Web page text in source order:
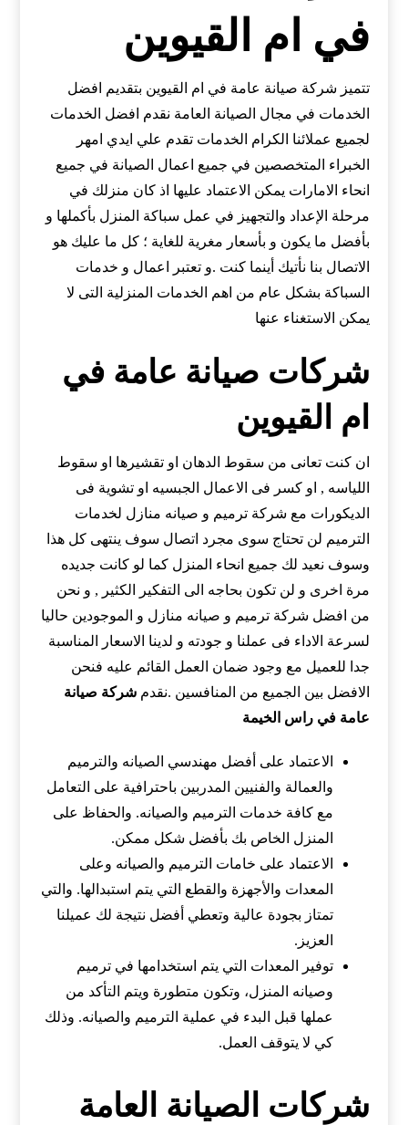
في ام القيوين
تتميز شركة صيانة عامة في ام القيوين بتقديم افضل
الخدمات في مجال الصيانة العامة نقدم افضل الخدمات
لجميع عملائنا الكرام الخدمات تقدم علي ايدي امهر
الخبراء المتخصصين في جميع اعمال الصيانة في جميع
انحاء الامارات يمكن الاعتماد عليها اذ كان منزلك في
مرحلة الإعداد والتجهيز في عمل سباكة المنزل بأكملها و
بأفضل ما يكون و بأسعار مغرية للغاية ؛ كل ما عليك هو
الاتصال بنا نأتيك أينما كنت .و تعتبر اعمال و خدمات
السباكة بشكل عام من اهم الخدمات المنزلية التى لا
يمكن الاستغناء عنها
شركات صيانة عامة في
ام القيوين
ان كنت تعانى من سقوط الدهان او تقشيرها او سقوط
اللياسه , او كسر فى الاعمال الجبسيه او تشوية فى
الديكورات مع شركة ترميم و صيانه منازل لخدمات
الترميم لن تحتاج سوى مجرد اتصال سوف ينتهى كل هذا
وسوف نعيد لك جميع انحاء المنزل كما لو كانت جديده
مرة اخرى و لن تكون بحاجه الى التفكير الكثير , و نحن
من افضل شركة ترميم و صيانه منازل و الموجودين حاليا
لسرعة الاداء فى عملنا و جودته و لدينا الاسعار المناسبة
جدا للعميل مع وجود ضمان العمل القائم عليه فنحن
الافضل بين الجميع من المنافسين .نقدمشركة صيانة
عامة في راس الخيمة
الاعتماد على أفضل مهندسي الصيانه والترميم
والعمالة والفنيين المدربين باحترافية على التعامل
مع كافة خدمات الترميم والصيانه. والحفاظ على
المنزل الخاص بك بأفضل شكل ممكن.
الاعتماد على خامات الترميم والصيانه وعلى
المعدات والأجهزة والقطع التي يتم استبدالها. والتي
تمتاز بجودة عالية وتعطي أفضل نتيجة لك عميلنا
العزيز.
توفير المعدات التي يتم استخدامها في ترميم
وصيانه المنزل، وتكون متطورة ويتم التأكد من
عملها قبل البدء في عملية الترميم والصيانه. وذلك
كي لا يتوقف العمل.
شركات الصيانة العامة